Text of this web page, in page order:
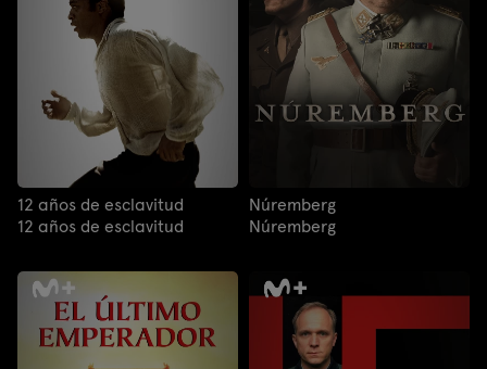
12 años de esclavitud
12 años de esclavitud
Núremberg
Núremberg